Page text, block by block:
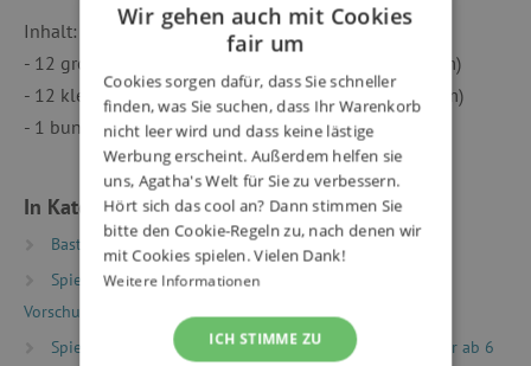
Inhalt:
- 12 große, doppelseitig bedruckte Blätter (20 x20 cm)
- 12 kleine, doppelseitig bedruckte Blätter (16 x16 cm)
- 1 bunte Schritt-für-Schritt-Anleitung
In Kategorien eingeteilt
Basteln Papierfalten
Origami
Spielzeug nach Alter
Spiele & Spielzeug für
Vorschulkinder (Alter 5+)
Spielzeug nach Alter
Spiele & Spielzeug für Kinder ab 6
Wir gehen auch mit Cookies
fair um
Cookies sorgen dafür, dass Sie schneller
finden, was Sie suchen, dass Ihr Warenkorb
nicht leer wird und dass keine lästige
Werbung erscheint. Außerdem helfen sie
uns, Agatha's Welt für Sie zu verbessern.
Hört sich das cool an? Dann stimmen Sie
bitte den Cookie-Regeln zu, nach denen wir
mit Cookies spielen. Vielen Dank!
Weitere Informationen
ICH STIMME ZU